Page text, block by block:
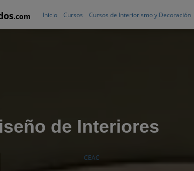
.com Inicio Cursos Cursos de Interiorismo y Decoración
de Interiores
CEAC